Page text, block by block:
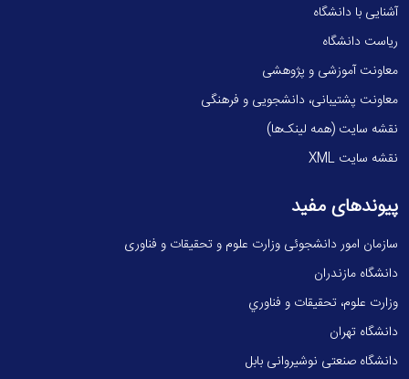
آشنایی با دانشگاه
ریاست دانشگاه
معاونت آموزشی و پژوهشی
معاونت پشتیبانی، دانشجویی و فرهنگی
نقشه سایت (همه لینک‌ها)
نقشه سایت XML
پیوندهای مفید
سازمان امور دانشجوئی وزارت علوم و تحقیقات و فناوری
دانشگاه مازندران
وزارت علوم، تحقيقات و فناوري
دانشگاه تهران
دانشگاه صنعتی نوشیروانی بابل